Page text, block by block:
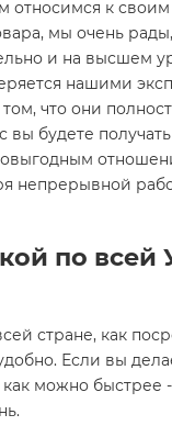
относимся к
мы очень
и на высшем
нашими
что они
вы будете
непрерывной
по всей
стране, как
Если вы
как можно